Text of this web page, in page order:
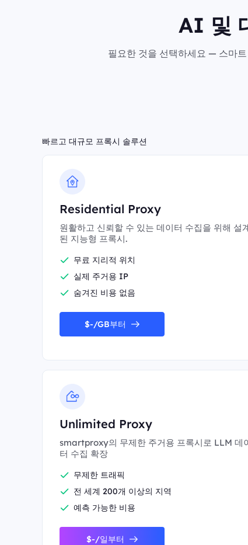
AI 및
필요한 것을 선택하세요 — 스마
빠르고 대규모 프록시 솔루션
Residential Proxy
원활하고 신뢰할 수 있는 데이터 수집을 위해 설
된 지능형 프록시.
무료 지리적 위치
실제 주거용 IP
숨겨진 비용 없음
$-/GB부터
Unlimited Proxy
smartproxy의 무제한 주거용 프록시로 LLM 데
터 수집 확장
무제한 트래픽
전 세계 200개 이상의 지역
예측 가능한 비용
$-/일부터